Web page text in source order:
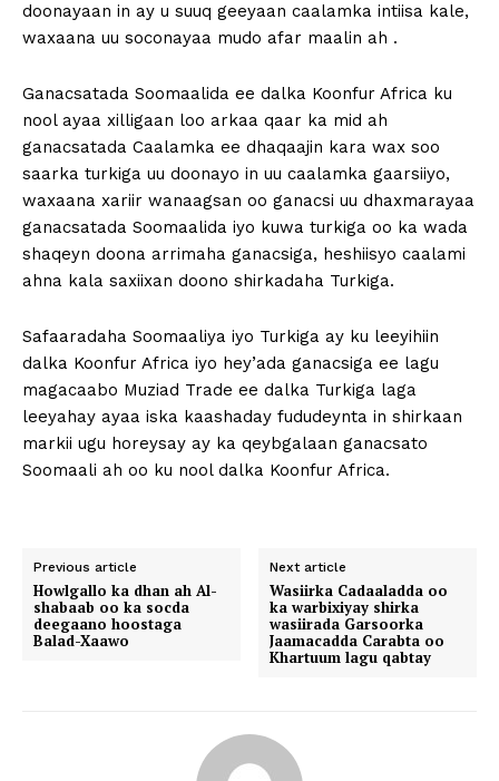
doonayaan in ay u suuq geeyaan caalamka intiisa kale,
waxaana uu soconayaa mudo afar maalin ah .
Ganacsatada Soomaalida ee dalka Koonfur Africa ku
nool ayaa xilligaan loo arkaa qaar ka mid ah
ganacsatada Caalamka ee dhaqaajin kara wax soo
saarka turkiga uu doonayo in uu caalamka gaarsiiyo,
waxaana xariir wanaagsan oo ganacsi uu dhaxmarayaa
ganacsatada Soomaalida iyo kuwa turkiga oo ka wada
shaqeyn doona arrimaha ganacsiga, heshiisyo caalami
ahna kala saxiixan doono shirkadaha Turkiga.
Safaaradaha Soomaaliya iyo Turkiga ay ku leeyihiin
dalka Koonfur Africa iyo hey’ada ganacsiga ee lagu
magacaabo Muziad Trade ee dalka Turkiga laga
leeyahay ayaa iska kaashaday fududeynta in shirkaan
markii ugu horeysay ay ka qeybgalaan ganacsato
Soomaali ah oo ku nool dalka Koonfur Africa.
Previous article
Howlgallo ka dhan ah Al-
shabaab oo ka socda
deegaano hoostaga
Balad-Xaawo
Next article
Wasiirka Cadaaladda oo
ka warbixiyay shirka
wasiirada Garsoorka
Jaamacadda Carabta oo
Khartuum lagu qabtay